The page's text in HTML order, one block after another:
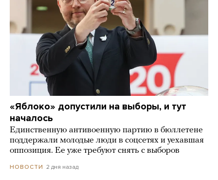
«Яблоко» допустили на выборы, и тут
началось
Единственную антивоенную партию в бюллетене
поддержали молодые люди в соцсетях и уехавшая
оппозиция. Ее уже требуют снять с выборов
НОВОСТИ 2 дня назад